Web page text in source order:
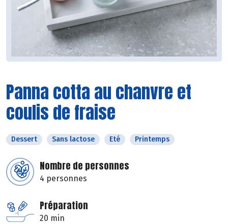
Panna cotta au chanvre et
coulis de fraise
Dessert Sans lactose Eté Printemps
Nombre de personnes
4 personnes
Préparation
20 min